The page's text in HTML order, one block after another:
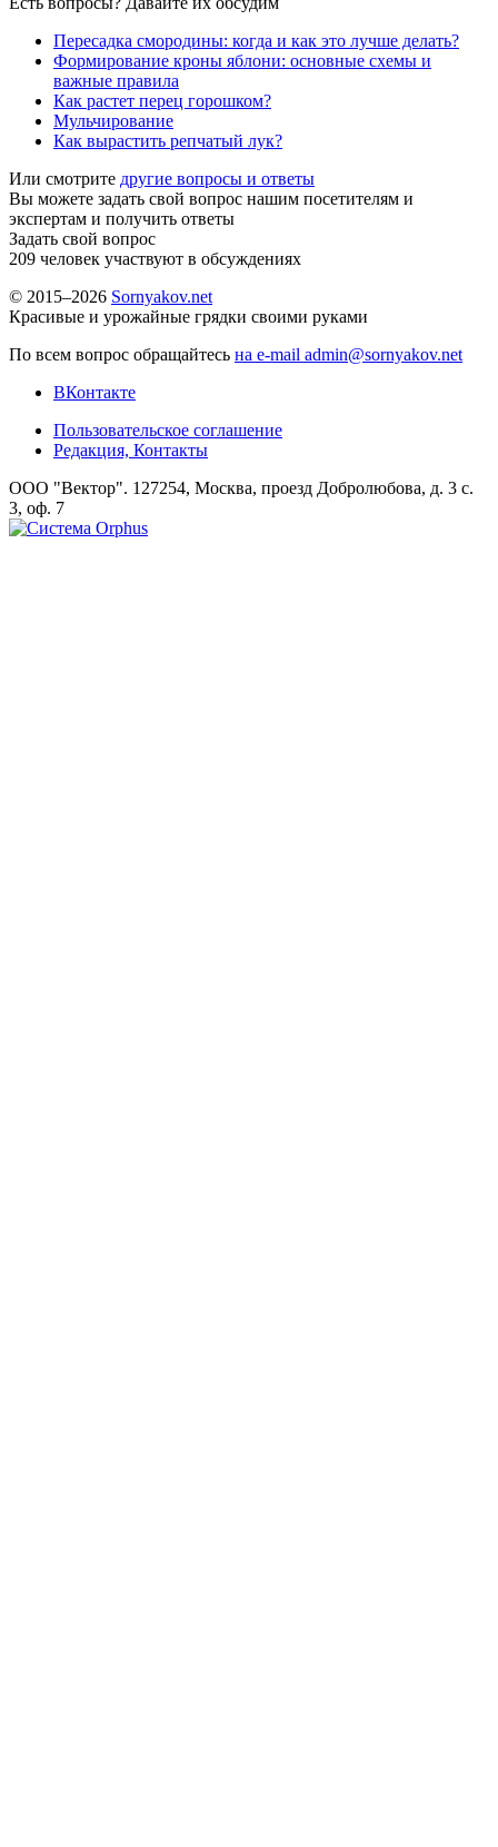
Пересадка смородины: когда и как это лучше делать?
Формирование кроны яблони: основные схемы и
важные правила
Как растет перец горошком?
Мульчирование
Как вырастить репчатый лук?
Или смотрите другие вопросы и ответы
Вы можете задать свой вопрос нашим посетителям и
экспертам и получить ответы
Задать свой вопрос
209 человек участвуют в обсуждениях
© 2015–2026 Sornyakov.net
Красивые и урожайные грядки своими руками
По всем вопрос обращайтесь на e-mail admin@sornyakov.net
ВКонтакте
Пользовательское соглашение
Редакция, Контакты
ООО "Вектор". 127254, Москва, проезд Добролюбова, д. 3 с.
3, оф. 7